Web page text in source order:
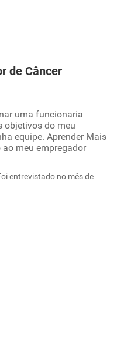
de Câncer
uma funcionaria
objetivos do meu
equipe. Aprender Mais
meu empregador
entrevistado no mês de